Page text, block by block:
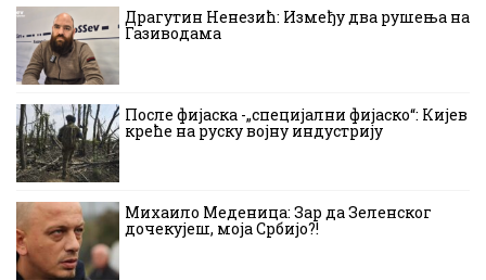
Драгутин Ненезић: Између два рушења на
Газиводама
После фијаска -„специјални фијаско“: Кијев
креће на руску војну индустрију
Михаило Меденица: Зар да Зеленског
дочекујеш, моја Србијо?!